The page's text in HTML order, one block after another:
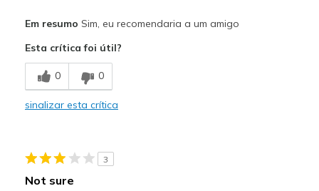
Breathe Well
Comfortable
Casual Wear
Em resumo Sim, eu recomendaria a um amigo
Esta crítica foi útil?
0 0
sinalizar esta crítica
3
Not sure